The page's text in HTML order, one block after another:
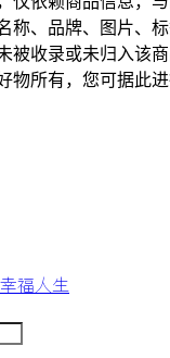
称、品牌、图片、
被收录或未归入该
物所有，您可据此
福人生